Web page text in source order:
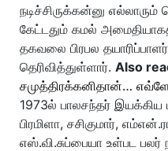
நடிச்சிருக்கன்னு
கேட்டதும் கமல்
தகவலை பிரபல
தெரிவித்துள்ளார். Also
சமுத்திரக்கனிதான்…
1973ல் பாலசந்தர் இயக்கிய
பிரமிளா, சசிகுமார்,
எஸ்.வி.சுப்பையா உள்பட